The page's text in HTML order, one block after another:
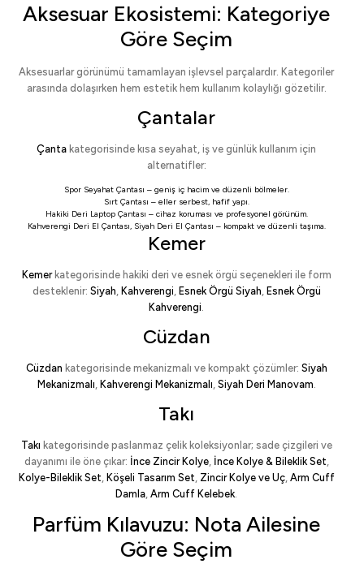
Aksesuar Ekosistemi: Kategoriye
Göre Seçim
Aksesuarlar görünümü tamamlayan işlevsel parçalardır. Kategoriler
arasında dolaşırken hem estetik hem kullanım kolaylığı gözetilir.
Çantalar
Çanta kategorisinde kısa seyahat, iş ve günlük kullanım için
alternatifler:
Spor Seyahat Çantası – geniş iç hacim ve düzenli bölmeler.
Sırt Çantası – eller serbest, hafif yapı.
Hakiki Deri Laptop Çantası – cihaz koruması ve profesyonel görünüm.
Kahverengi Deri El Çantası, Siyah Deri El Çantası – kompakt ve düzenli taşıma.
Kemer
Kemerkategorisinde hakiki deri ve esnek örgü seçenekleri ile form
desteklenir: Siyah, Kahverengi, Esnek Örgü Siyah, Esnek Örgü
Kahverengi.
Cüzdan
Cüzdan kategorisinde mekanizmalı ve kompakt çözümler: Siyah
Mekanizmalı, Kahverengi Mekanizmalı, Siyah Deri Manovam.
Takı
Takı kategorisinde paslanmaz çelik koleksiyonlar; sade çizgileri ve
dayanımı ile öne çıkar: İnce Zincir Kolye, İnce Kolye & Bileklik Set,
Kolye-Bileklik Set, Köşeli Tasarım Set, Zincir Kolye ve Uç, Arm Cuff
Damla, Arm Cuff Kelebek.
Parfüm Kılavuzu: Nota Ailesine
Göre Seçim